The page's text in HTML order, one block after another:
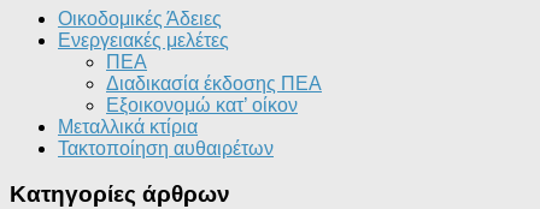
Οικοδομικές Άδειες
Ενεργειακές μελέτες
ΠΕΑ
Διαδικασία έκδοσης ΠΕΑ
Εξοικονομώ κατ’ οίκoν
Μεταλλικά κτίρια
Τακτοποίηση αυθαιρέτων
Κατηγορίες άρθρων